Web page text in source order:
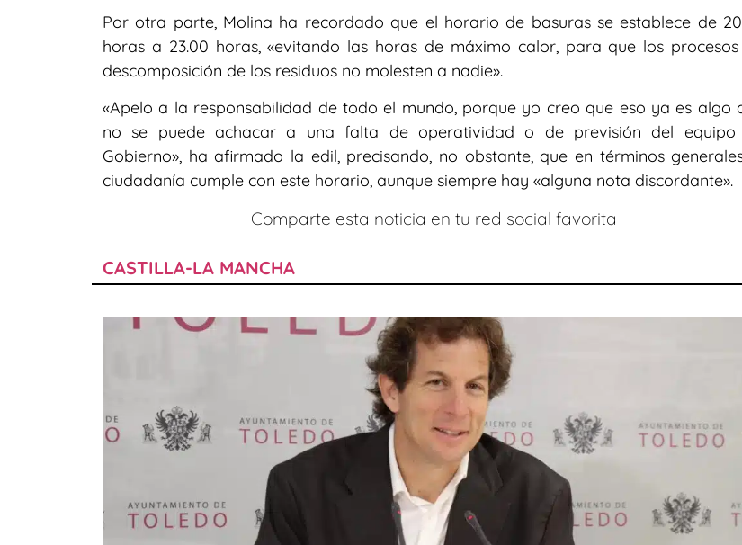
Por otra parte, Molina ha recordado que el horario de basuras se establece de
horas a 23.00 horas, «evitando las horas de máximo calor, para que los
descomposición de los residuos no molesten a nadie».
«Apelo a la responsabilidad de todo el mundo, porque yo creo que eso ya es algo
no se puede achacar a una falta de operatividad o de previsión del equipo
Gobierno», ha afirmado la edil, precisando, no obstante, que en términos
ciudadanía cumple con este horario, aunque siempre hay «alguna nota discordante».
Comparte esta noticia en tu red social favorita
CASTILLA-LA MANCHA